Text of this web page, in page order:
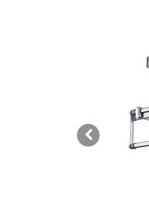
Previous